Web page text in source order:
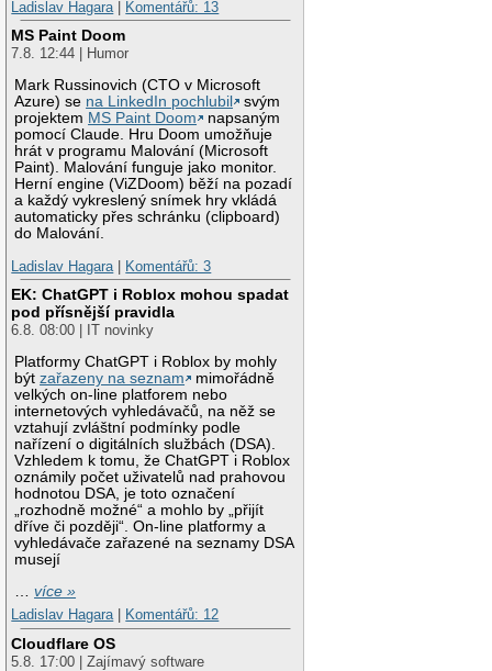
Ladislav Hagara
Komentářů: 13
MS Paint Doom
7.8. 12:44 | Humor
Mark Russinovich (CTO v Microsoft
Azure) se na LinkedIn pochlubil
svým
projektem MS Paint Doom
napsaným
pomocí Claude. Hru Doom umožňuje
hrát v programu Malování (Microsoft
Paint). Malování funguje jako monitor.
Herní engine (ViZDoom) běží na pozadí
a každý vykreslený snímek hry vkládá
automaticky přes schránku (clipboard)
do Malování.
Ladislav Hagara
Komentářů: 3
EK: ChatGPT i Roblox mohou spadat
pod přísnější pravidla
6.8. 08:00 | IT novinky
Platformy ChatGPT i Roblox by mohly
býtzařazeny na seznam
mimořádně
velkých on-line platforem nebo
internetových vyhledávačů, na něž se
vztahují zvláštní podmínky podle
nařízení o digitálních službách (DSA).
Vzhledem k tomu, že ChatGPT i Roblox
oznámily počet uživatelů nad prahovou
hodnotou DSA, je toto označení
„rozhodně možné“ a mohlo by „přijít
dříve či později“. On-line platformy a
vyhledávače zařazené na seznamy DSA
musejí
…více »
Ladislav Hagara| Komentářů: 12
Cloudflare OS
5.8. 17:00 | Zajímavý software